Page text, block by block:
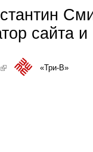
сайта
(link is external)«Три-В»